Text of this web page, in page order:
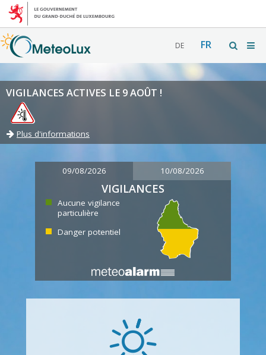
DE FR
VIGILANCES ACTIVES LE 9 AOÛT !
Plus d'informations
09/08/2026 10/08/2026
VIGILANCES
Aucune vigilance
particulière
Danger potentiel